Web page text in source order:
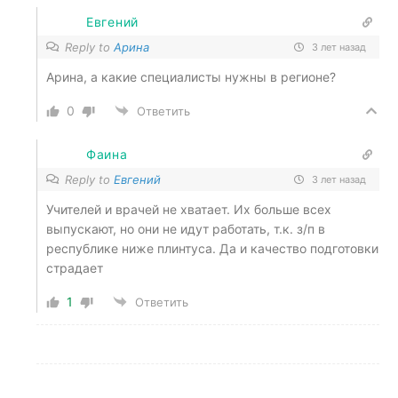
Евгений
Reply to Арина 3 лет назад
Арина, а какие специалисты нужны в регионе?
0 Ответить
Фаина
Reply to Евгений 3 лет назад
Учителей и врачей не хватает. Их больше всех
выпускают, но они не идут работать, т.к. з/п в
республике ниже плинтуса. Да и качество подготовки
страдает
1 Ответить